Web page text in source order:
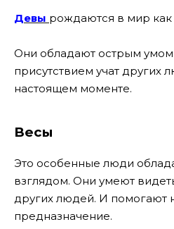
Девы рождаются в мир как
Они обладают острым
присутствием учат других
настоящем моменте.
Весы
Это особенные люди
взглядом. Они умеют
других людей. И помогают
предназначение.